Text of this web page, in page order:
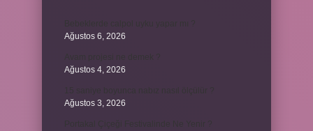
Ağustos 6, 2026
Ağustos 4, 2026
Ağustos 3, 2026